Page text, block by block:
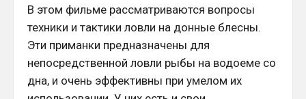
В этом фильме рассматриваются вопросы
техники и тактики ловли на донные блесны.
Эти приманки предназначены для
непосредственной ловли рыбы на водоеме со
дна, и очень эффективны при умелом их